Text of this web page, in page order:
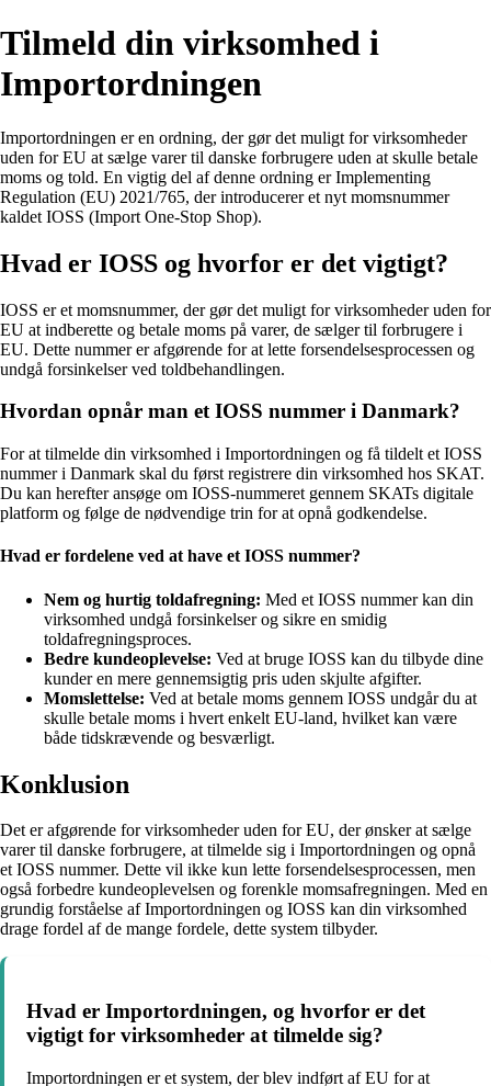
Tilmeld din virksomhed i
Importordningen
Importordningen er en ordning, der gør det muligt for virksomheder
uden for EU at sælge varer til danske forbrugere uden at skulle betale
moms og told. En vigtig del af denne ordning er Implementing
Regulation (EU) 2021/765, der introducerer et nyt momsnummer
kaldet IOSS (Import One-Stop Shop).
Hvad er IOSS og hvorfor er det vigtigt?
IOSS er et momsnummer, der gør det muligt for virksomheder uden for
EU at indberette og betale moms på varer, de sælger til forbrugere i
EU. Dette nummer er afgørende for at lette forsendelsesprocessen og
undgå forsinkelser ved toldbehandlingen.
Hvordan opnår man et IOSS nummer i Danmark?
For at tilmelde din virksomhed i Importordningen og få tildelt et IOSS
nummer i Danmark skal du først registrere din virksomhed hos SKAT.
Du kan herefter ansøge om IOSS-nummeret gennem SKATs digitale
platform og følge de nødvendige trin for at opnå godkendelse.
Hvad er fordelene ved at have et IOSS nummer?
Nem og hurtig toldafregning: Med et IOSS nummer kan din
virksomhed undgå forsinkelser og sikre en smidig
toldafregningsproces.
Bedre kundeoplevelse: Ved at bruge IOSS kan du tilbyde dine
kunder en mere gennemsigtig pris uden skjulte afgifter.
Momslettelse: Ved at betale moms gennem IOSS undgår du at
skulle betale moms i hvert enkelt EU-land, hvilket kan være
både tidskrævende og besværligt.
Konklusion
Det er afgørende for virksomheder uden for EU, der ønsker at sælge
varer til danske forbrugere, at tilmelde sig i Importordningen og opnå
et IOSS nummer. Dette vil ikke kun lette forsendelsesprocessen, men
også forbedre kundeoplevelsen og forenkle momsafregningen. Med en
grundig forståelse af Importordningen og IOSS kan din virksomhed
drage fordel af de mange fordele, dette system tilbyder.
Hvad er Importordningen, og hvorfor er det
vigtigt for virksomheder at tilmelde sig?
Importordningen er et system, der blev indført af EU for at